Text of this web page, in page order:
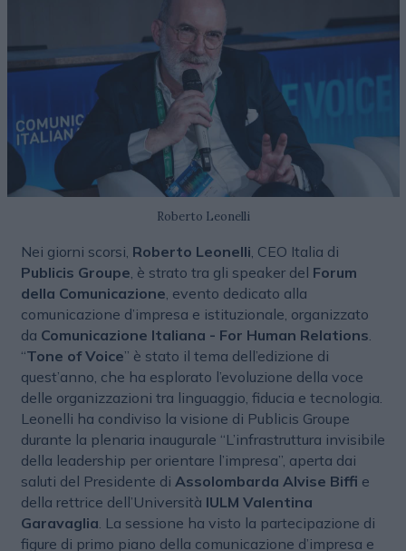
Roberto Leonelli
Nei giorni scorsi, Roberto Leonelli, CEO Italia di
Publicis Groupe, è strato tra gli speaker del Forum
della Comunicazione, evento dedicato alla
comunicazione d’impresa e istituzionale, organizzato
da Comunicazione Italiana - For Human Relations.
“Tone of Voice” è stato il tema dell’edizione di
quest’anno, che ha esplorato l’evoluzione della voce
delle organizzazioni tra linguaggio, fiducia e tecnologia.
Leonelli ha condiviso la visione di Publicis Groupe
durante la plenaria inaugurale “L’infrastruttura invisibile
della leadership per orientare l’impresa”, aperta dai
saluti del Presidente di Assolombarda Alvise Biffi e
della rettrice dell’Università IULM Valentina
Garavaglia. La sessione ha visto la partecipazione di
figure di primo piano della comunicazione d’impresa e